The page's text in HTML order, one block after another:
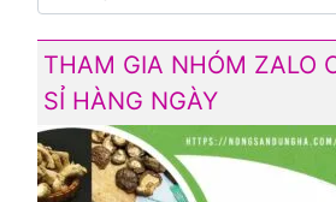
THAM GIA NHÓM ZALO
SỈ HÀNG NGÀY